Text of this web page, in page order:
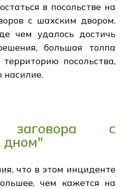
в посольстве на
с шахским двором.
чем удалось достичь
большая толпа
посольства,
насилие.
заговора с
дном"
что в этом инциденте
чем кажется на